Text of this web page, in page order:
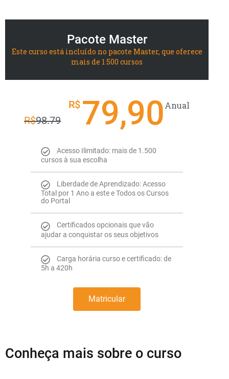
Pacote Master
Este curso está incluído no pacote Master, que oferece
mais de 1.500 cursos
R$98.79
R$ 79,90Anual
Acesso Ilimitado: mais de 1.500
cursos à sua escolha
Liberdade de Aprendizado: Acesso
Total por 1 Ano a este e Todos os Cursos
do Portal
Certificados opcionais que vão
ajudar a conquistar os seus objetivos
Carga horária curso e certificado: de
5h a 420h
Matricular
Conheça mais sobre o curso